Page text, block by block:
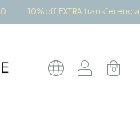
10% off EXTRA transferencia
0